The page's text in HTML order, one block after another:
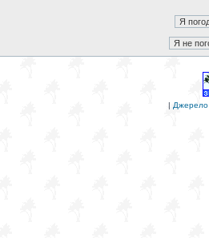
| Джерело